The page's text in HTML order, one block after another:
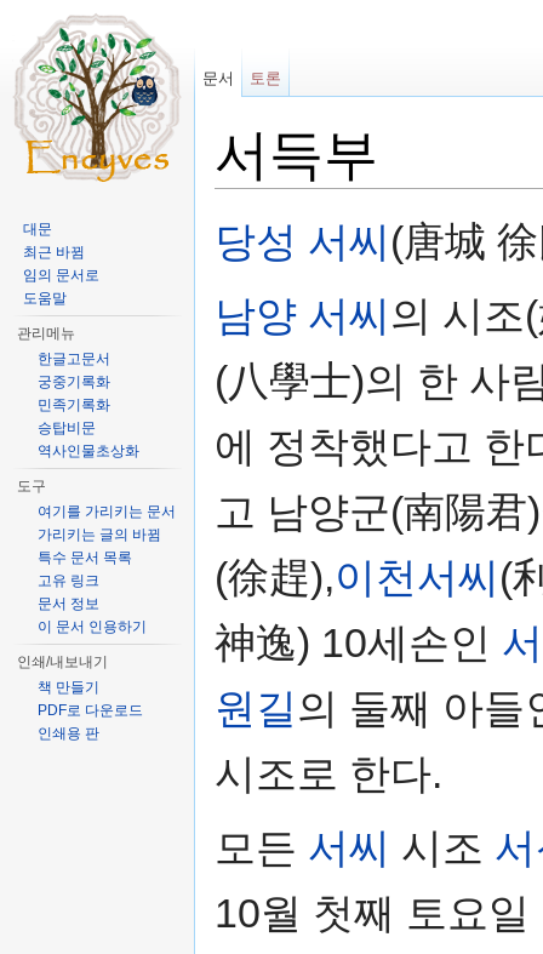
서득부
당성 서씨 (唐城
남양 서씨 의 시조
(八學士)의 한 사
에 정착했다고 한
고 남양군(南陽
(徐趕),이천서씨 (
神逸) 10세손인
원길의 둘째 아
시조로 한다.
모든 서씨 시조
10월 첫째 토요
문서 토론
대문
최근 바뀜
임의 문서로
도움말
관리메뉴
한글고문서
궁중기록화
민족기록화
승탑비문
역사인물초상화
도구
여기를 가리키는 문서
가리키는 글의 바뀜
특수 문서 목록
고유 링크
문서 정보
이 문서 인용하기
인쇄/내보내기
책 만들기
PDF로 다운로드
인쇄용 판